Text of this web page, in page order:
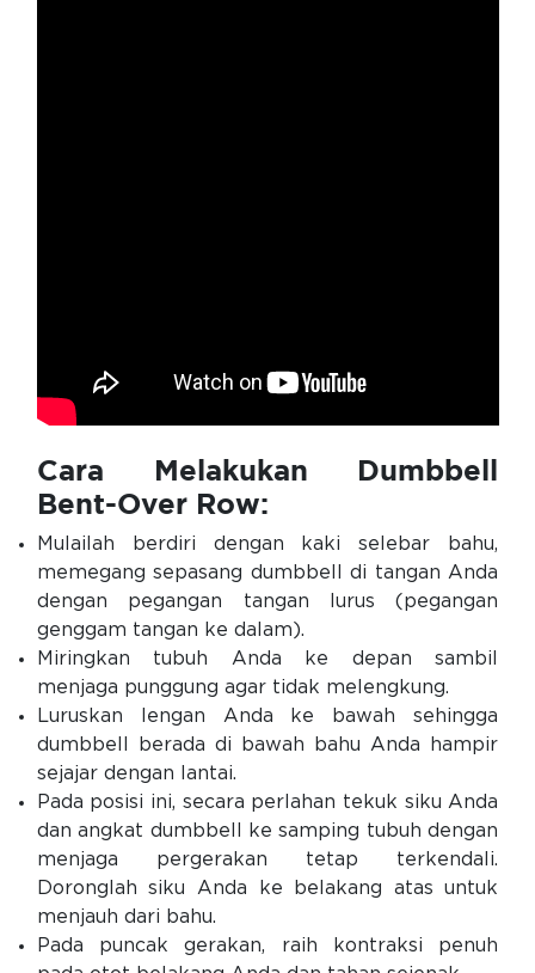
Cara Melakukan Dumbbell
Bent-Over Row:
Mulailah berdiri dengan kaki selebar bahu,
memegang sepasang dumbbell di tangan Anda
dengan pegangan tangan lurus (pegangan
genggam tangan ke dalam).
Miringkan tubuh Anda ke depan sambil
menjaga punggung agar tidak melengkung.
Luruskan lengan Anda ke bawah sehingga
dumbbell berada di bawah bahu Anda hampir
sejajar dengan lantai.
Pada posisi ini, secara perlahan tekuk siku Anda
dan angkat dumbbell ke samping tubuh dengan
menjaga pergerakan tetap terkendali.
Doronglah siku Anda ke belakang atas untuk
menjauh dari bahu.
Pada puncak gerakan, raih kontraksi penuh